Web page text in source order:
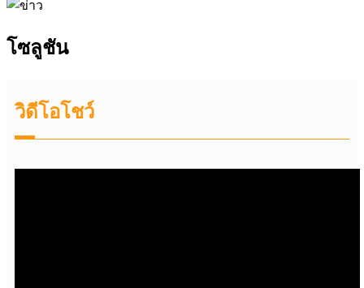
โซลูชัน
วิดีโอโชว์